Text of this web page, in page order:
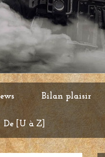
Bilan plaisir
De [U à Z]